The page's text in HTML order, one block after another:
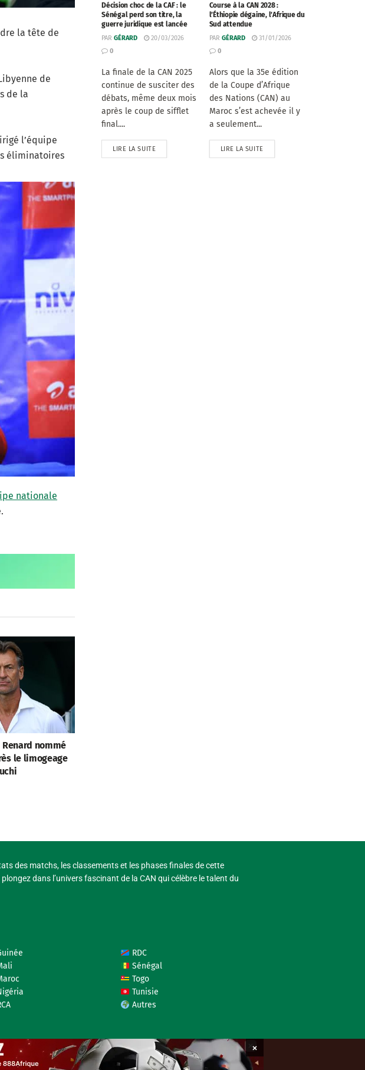
la tête de
de
de la
l’équipe
éliminatoires
nationale
nommé
le limogeage
Décision choc de la CAF : le
Sénégal perd son titre, la
guerre juridique est lancée
PAR GÉRARD
20/03/2026
0
La finale de la CAN 2025
continue de susciter des
débats, même deux mois
après le coup de sifflet
final....
LIRE LA SUITE
Course à la CAN 2028 :
l’Éthiopie dégaine, l’Afrique du
Sud attendue
PAR GÉRARD
31/01/2026
0
Alors que la 35e édition
de la Coupe d’Afrique
des Nations (CAN) au
Maroc s’est achevée il y
a seulement...
LIRE LA SUITE
des matchs, les classements et les phases finales de cette
dans l’univers fascinant de la CAN qui célèbre le talent du
RDC
Sénégal
Togo
Tunisie
Autres
coupedafriquedesnations.com © 2026 ×